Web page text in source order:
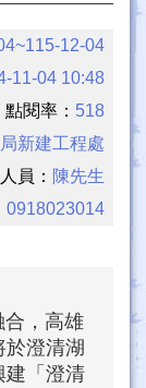
12-04
11-04 10:48
點閱率： 518
新建工程處
員： 陳先生
0918023014
，高雄
澄清湖
建「澄清